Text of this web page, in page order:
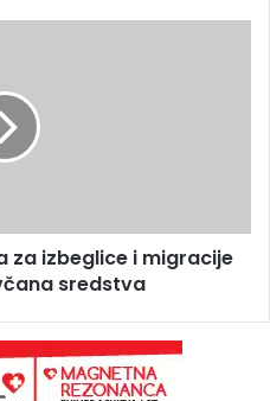
za izbeglice i migracije
sredstva